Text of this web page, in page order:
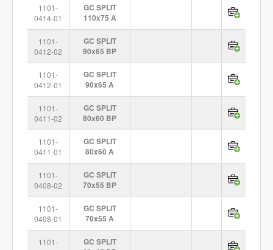
1101-
0414-01
GC SPLIT
110x75 A
1101-
0412-02
GC SPLIT
90x65 BP
1101-
0412-01
GC SPLIT
90x65 A
1101-
0411-02
GC SPLIT
80x60 BP
1101-
0411-01
GC SPLIT
80x60 A
1101-
0408-02
GC SPLIT
70x55 BP
1101-
0408-01
GC SPLIT
70x55 A
1101-
GC SPLIT